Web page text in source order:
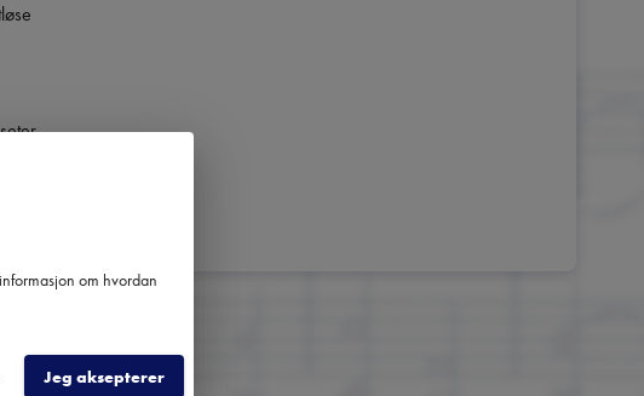
om hvordan
Jeg aksepterer